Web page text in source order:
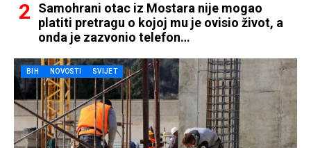
Samohrani otac iz Mostara nije mogao
platiti pretragu o kojoj mu je ovisio život, a
onda je zazvonio telefon…
BIH NOVOSTI SVIJET